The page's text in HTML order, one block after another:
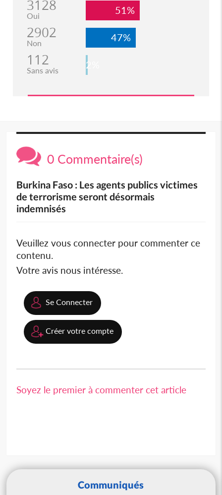
3128
Oui 51%
2902
Non 47%
112
Sans avis 2%
0 Commentaire(s)
Burkina Faso : Les agents publics victimes
de terrorisme seront désormais
indemnisés
Veuillez vous connecter pour commenter ce
contenu.
Votre avis nous intéresse.
Se Connecter
Créer votre compte
Soyez le premier à commenter cet article
Communiqués